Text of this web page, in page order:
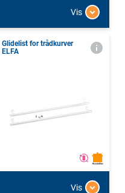
Vis
Glidelist for trådkurver
ELFA
Vis